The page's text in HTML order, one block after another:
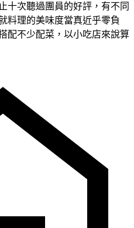
十次聽過團員的好評，有不同
料理的美味度當真近乎零負
配不少配菜，以小吃店來說算